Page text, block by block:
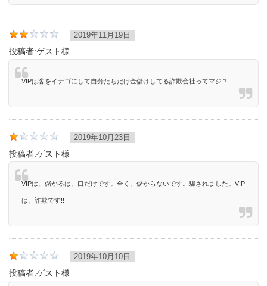
2019年11月19日
投稿者:ゲスト様
VIPは客をイナゴにして自分たちだけ金儲けしてる詐欺会社ってマジ？
2019年10月23日
投稿者:ゲスト様
VIPは、儲かるは、口だけです。全く、儲からないです。騙されました。VIP
は、詐欺です!!
2019年10月10日
投稿者:ゲスト様